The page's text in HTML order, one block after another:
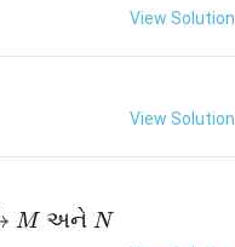
View Solution
View Solution
M અને N